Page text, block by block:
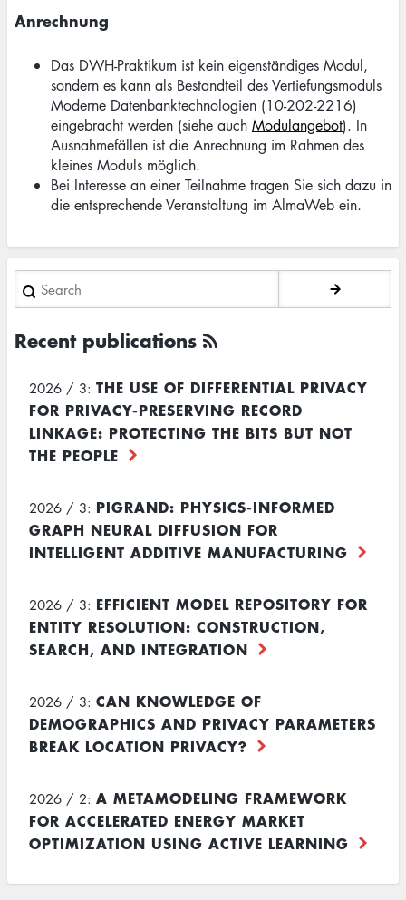
Anrechnung
Das DWH-Praktikum ist kein eigenständiges Modul,
sondern es kann als Bestandteil des Vertiefungsmoduls
Moderne Datenbanktechnologien (10-202-2216)
eingebracht werden (siehe auch Modulangebot). In
Ausnahmefällen ist die Anrechnung im Rahmen des
kleines Moduls möglich.
Bei Interesse an einer Teilnahme tragen Sie sich dazu in
die entsprechende Veranstaltung im AlmaWeb ein.
Search
Recent publications
2026 / 3: THE USE OF DIFFERENTIAL PRIVACY
FOR PRIVACY-PRESERVING RECORD
LINKAGE: PROTECTING THE BITS BUT NOT
THE PEOPLE
2026 / 3: PIGRAND: PHYSICS-INFORMED
GRAPH NEURAL DIFFUSION FOR
INTELLIGENT ADDITIVE MANUFACTURING
2026 / 3: EFFICIENT MODEL REPOSITORY FOR
ENTITY RESOLUTION: CONSTRUCTION,
SEARCH, AND INTEGRATION
2026 / 3: CAN KNOWLEDGE OF
DEMOGRAPHICS AND PRIVACY PARAMETERS
BREAK LOCATION PRIVACY?
2026 / 2: A METAMODELING FRAMEWORK
FOR ACCELERATED ENERGY MARKET
OPTIMIZATION USING ACTIVE LEARNING